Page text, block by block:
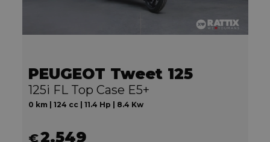
PEUGEOT Tweet 125
125i FL Top Case E5+
0 km | 124 cc | 11.4 Hp | 8.4 Kw
€2.549